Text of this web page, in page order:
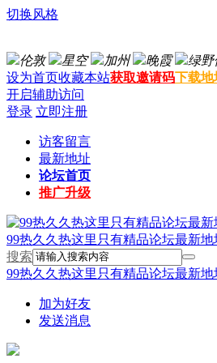
切换风格
伦敦 星空 加州 晚霞 绿野
设为首页收藏本站获取邀请码下载地
开启辅助访问
登录 立即注册
访客留言
最新地址
论坛首页
推广升级
99热久久热这里只有精品论坛最新
搜索
99热久久热这里只有精品论坛最新
加为好友
发送消息